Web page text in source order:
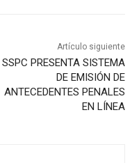
Artículo siguiente
SSPC PRESENTA SISTEMA
DE EMISIÓN DE
ANTECEDENTES PENALES
EN LÍNEA